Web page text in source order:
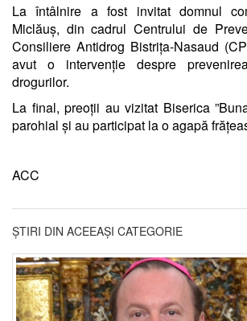
La întâlnire a fost invitat domnul
Miclăuș, din cadrulCentrului de
Consiliere Antidrog Bistrița-Nasaud
avut o intervenție despre
drogurilor.
La final, preoții au vizitat Biserica
parohial și au participat la o agapă
ACC
ȘTIRI DIN ACEEAȘI CATEGORIE